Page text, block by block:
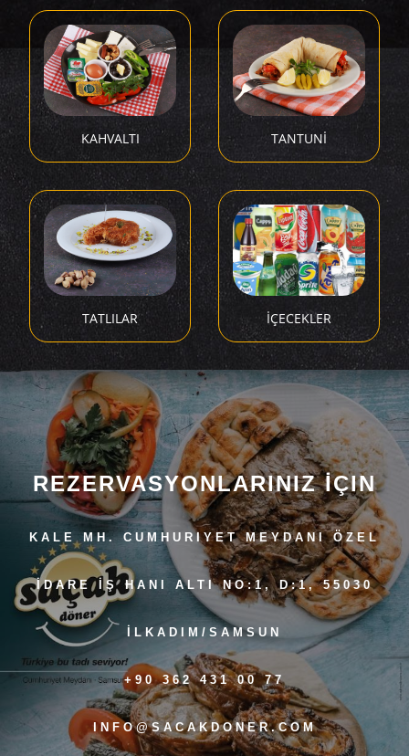
KAHVALTI TANTUNİ
TATLILAR İÇECEKLER
REZERVASYONLARINIZ İÇIN
KALE MH. CUMHURIYET MEYDANI ÖZEL
İDARE İŞ HANI ALTI NO:1, D:1, 55030
İLKADIM/SAMSUN
+90 362 431 00 77
INFO@SACAKDONER.COM